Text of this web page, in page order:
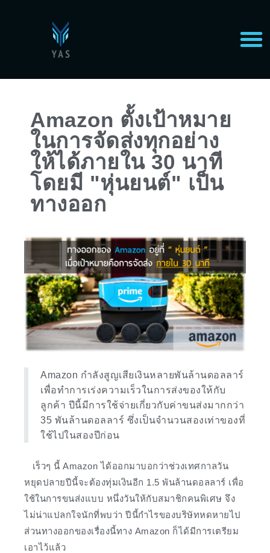
Amazon ตั้งเป้าหมาย
ในการจัดส่งทุกอย่าง
ให้ได้ภายใน 30 นาที
โดยมี "หุ่นยนต์" เป็น
ทางออก
Amazon กำลังสูญเสียเงินหลายพันล้านดอลลาร์
เพื่อทำการเร่งความเร็วในการส่งของให้กับ
ลูกค้า ปีนี้มีการใช้จ่ายเกี่ยวกับค่าขนส่งมากกว่า
35 พันล้านดอลลาร์ ซึ่งเป็นจำนวนสองเท่าของที่
ใช้ไปในสองปีก่อน
เร็วๆ นี้ Amazon ได้ออกมาบอกว่าช่วงเทศกาลวัน
หยุดปลายปีนี้จะต้องทุ่มเงินอีก 1.5 พันล้านดอลลาร์ เพื่อ
ใช้ในการขนส่งแบบ หนึ่งวันให้กับสมาชิกคนพิเศษ จึง
ไม่น่าแปลกใจนักที่พบว่า ปีนี้กำไรของบริษัทหดหายไป
ส่วนทางออกของเรื่องนี้ทาง Amazon ก็ได้มีการเตรียม
เอาไว้แล้ว